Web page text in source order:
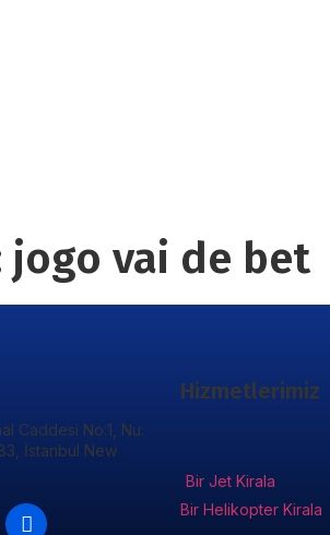
jogo vai de bet
Caddesi No:1, Nu:
İstanbul New
Hizmetlerimiz
Bir Jet Kirala
Bir Helikopter Kirala